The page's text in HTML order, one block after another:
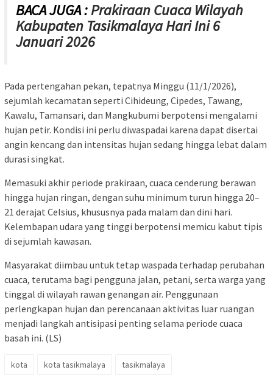
BACA JUGA :Prakiraan Cuaca Wilayah
Kabupaten Tasikmalaya Hari Ini 6
Januari 2026
Pada pertengahan pekan, tepatnya Minggu (11/1/2026),
sejumlah kecamatan seperti Cihideung, Cipedes, Tawang,
Kawalu, Tamansari, dan Mangkubumi berpotensi mengalami
hujan petir. Kondisi ini perlu diwaspadai karena dapat disertai
angin kencang dan intensitas hujan sedang hingga lebat dalam
durasi singkat.
Memasuki akhir periode prakiraan, cuaca cenderung berawan
hingga hujan ringan, dengan suhu minimum turun hingga 20–
21 derajat Celsius, khususnya pada malam dan dini hari.
Kelembapan udara yang tinggi berpotensi memicu kabut tipis
di sejumlah kawasan.
Masyarakat diimbau untuk tetap waspada terhadap perubahan
cuaca, terutama bagi pengguna jalan, petani, serta warga yang
tinggal di wilayah rawan genangan air. Penggunaan
perlengkapan hujan dan perencanaan aktivitas luar ruangan
menjadi langkah antisipasi penting selama periode cuaca
basah ini. (LS)
kota kota tasikmalaya tasikmalaya